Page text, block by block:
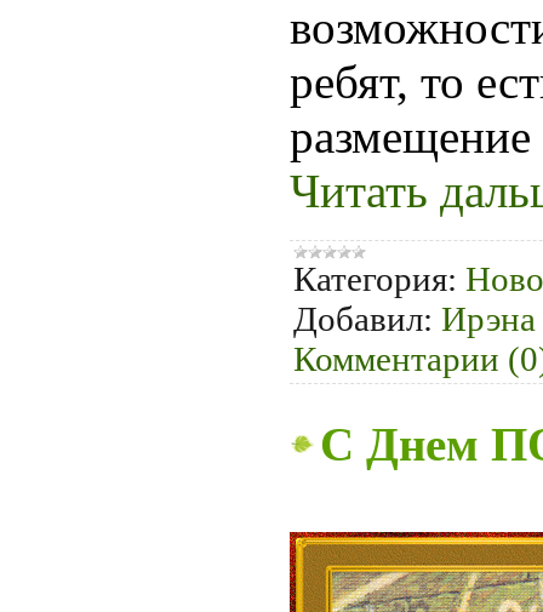
ребят, то
Читать
Категория:
Добавил: Ирэна
Комментарии
С Днем